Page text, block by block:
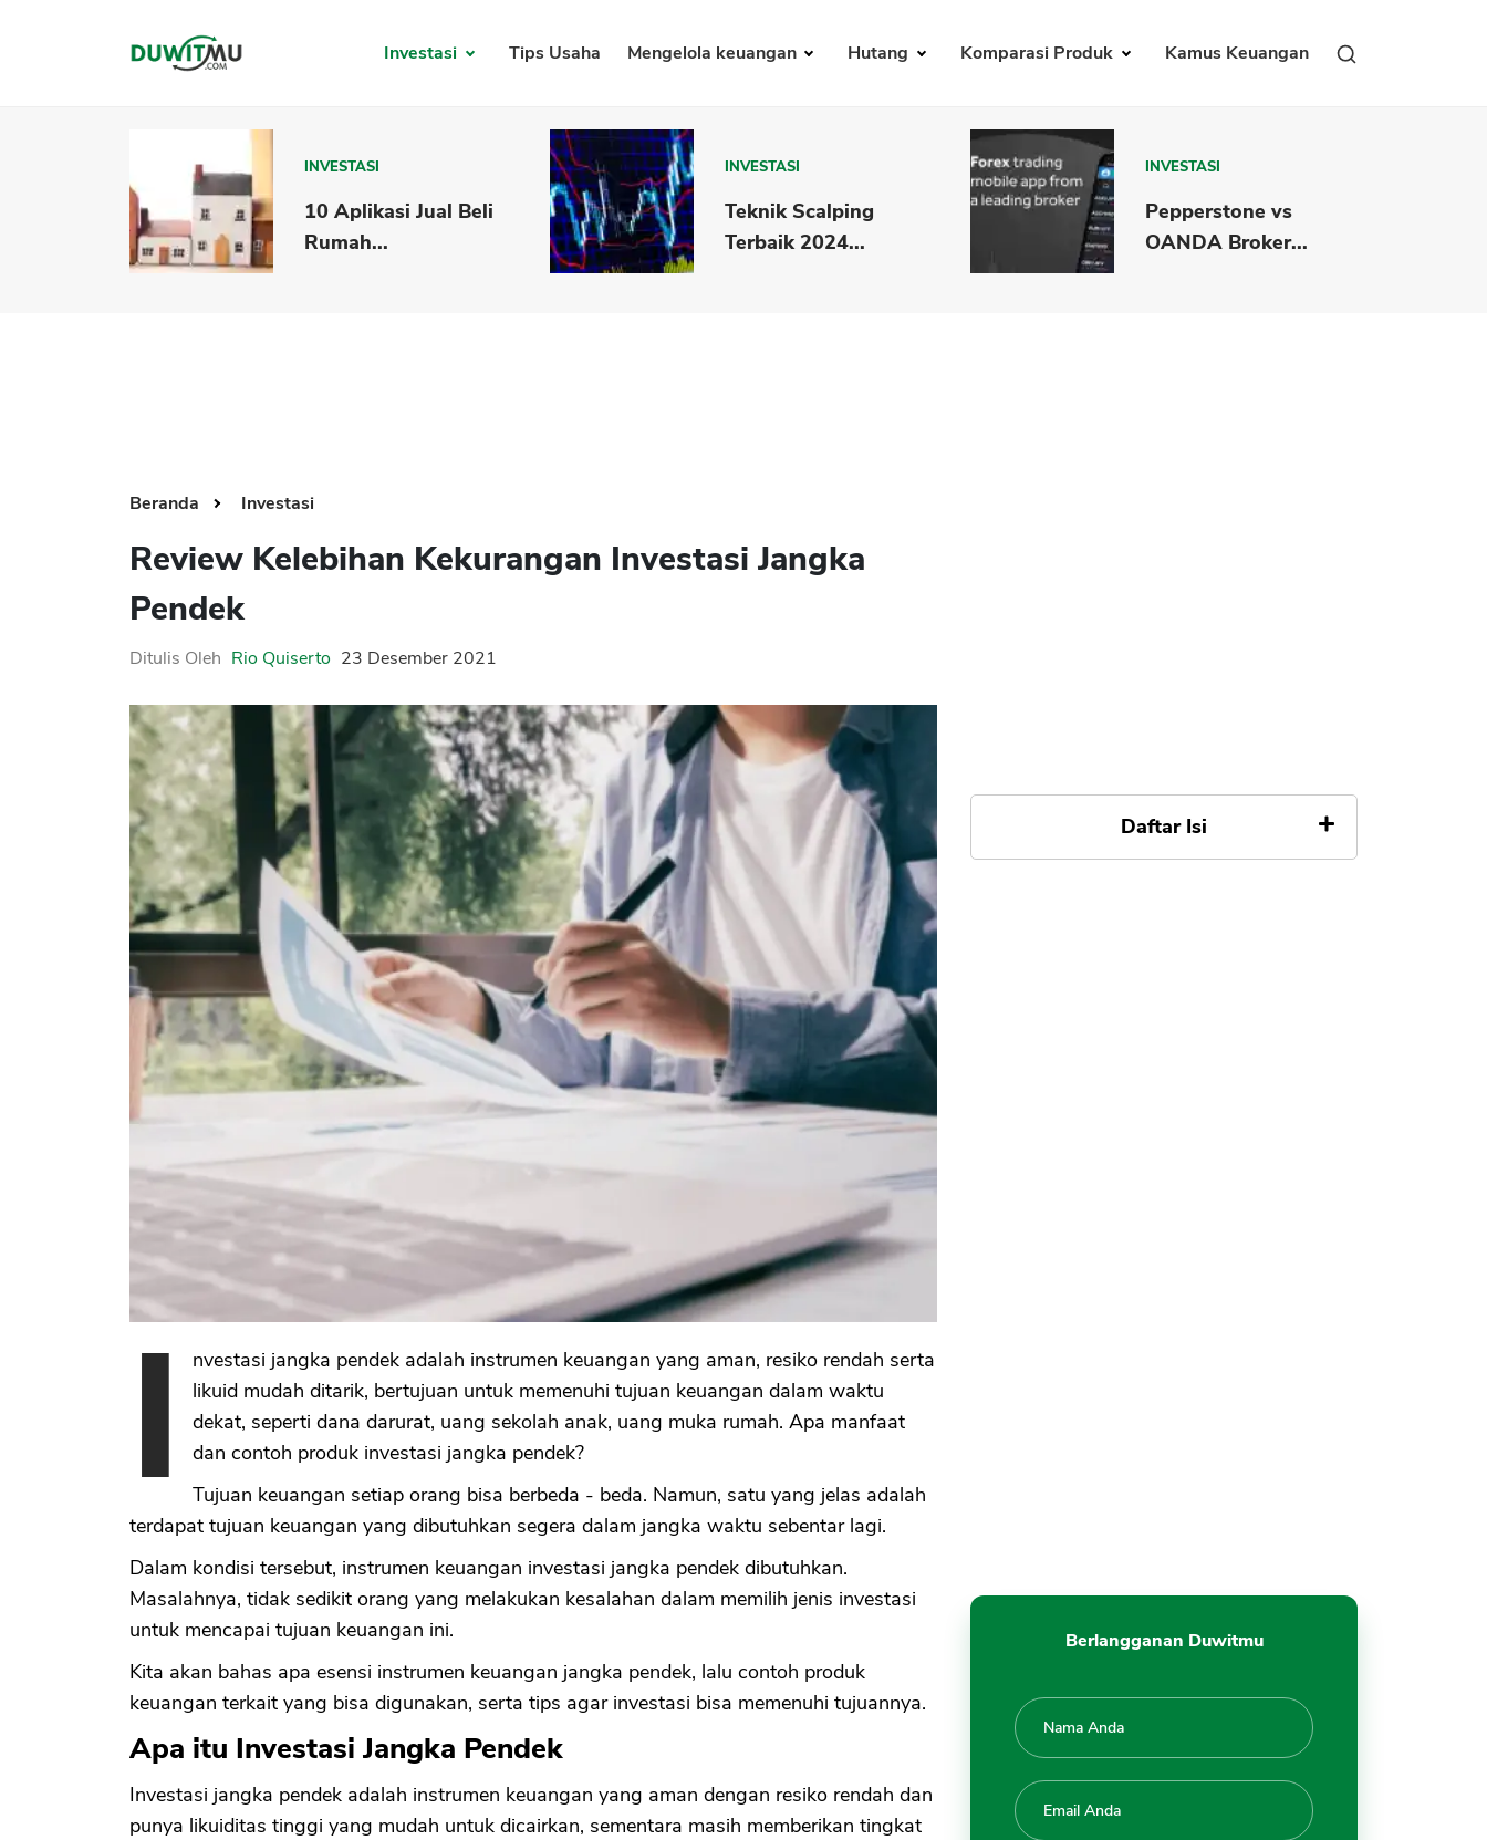
Investasi Tips Usaha Mengelola keuangan Hutang Komparasi Produk Kamus Keuangan
INVESTASI
10 Aplikasi Jual Beli
Rumah...
INVESTASI
Teknik Scalping
Terbaik 2024...
INVESTASI
Pepperstone vs
OANDA Broker...
Beranda Investasi
Review Kelebihan Kekurangan Investasi Jangka
Pendek
Ditulis Oleh Rio Quiserto 23 Desember 2021
I
nvestasi jangka pendek adalah instrumen keuangan yang aman, resiko rendah serta
likuid mudah ditarik, bertujuan untuk memenuhi tujuan keuangan dalam waktu
dekat, seperti dana darurat, uang sekolah anak, uang muka rumah. Apa manfaat
dan contoh produk investasi jangka pendek?
Tujuan keuangan setiap orang bisa berbeda - beda. Namun, satu yang jelas adalah
terdapat tujuan keuangan yang dibutuhkan segera dalam jangka waktu sebentar lagi.
Dalam kondisi tersebut, instrumen keuangan investasi jangka pendek dibutuhkan.
Masalahnya, tidak sedikit orang yang melakukan kesalahan dalam memilih jenis investasi
untuk mencapai tujuan keuangan ini.
Kita akan bahas apa esensi instrumen keuangan jangka pendek, lalu contoh produk
keuangan terkait yang bisa digunakan, serta tips agar investasi bisa memenuhi tujuannya.
Apa itu Investasi Jangka Pendek
Investasi jangka pendek adalah instrumen keuangan yang aman dengan resiko rendah dan
punya likuiditas tinggi yang mudah untuk dicairkan, sementara masih memberikan tingkat
Daftar Isi
3. Tidak Cocok untuk Tujuan
Berlangganan Duwitmu